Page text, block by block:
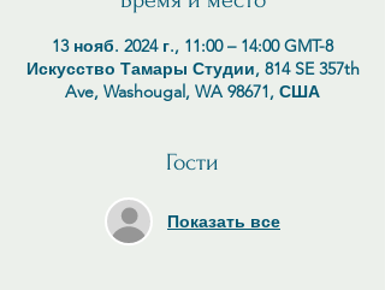
13 нояб. 2024 г., 11:00 – 14:00 GMT-8
Искусство Тамары Студии, 814 SE 357th
Ave, Washougal, WA 98671, США
Гости
Показать все